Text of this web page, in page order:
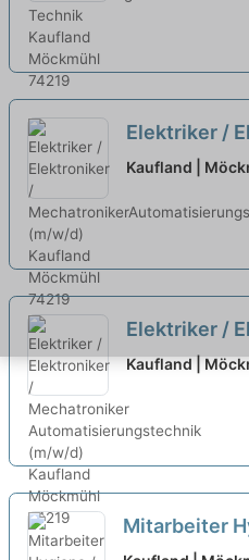
Elektriker /
Kaufland |
Elektriker /
Kaufland |
Mitarbeiter